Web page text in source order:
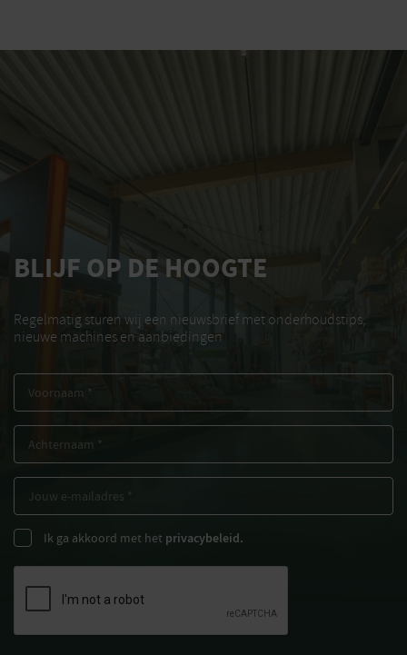
BLIJF OP DE HOOGTE
Regelmatig sturen wij een nieuwsbrief met onderhoudstips,
nieuwe machines en aanbiedingen
Ik ga akkoord met het privacybeleid.